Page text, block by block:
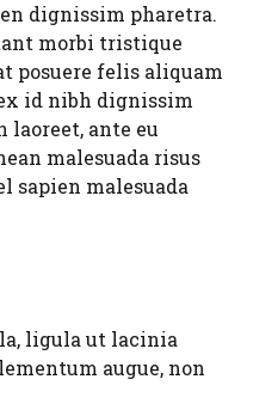
dignissim pharetra.
morbi tristique
posuere felis aliquam
id nibh dignissim
ante eu
malesuada risus
sapien malesuada
ligula ut lacinia
augue, non